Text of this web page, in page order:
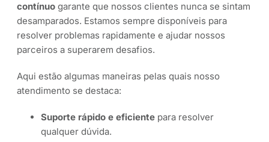
contínuo garante que nossos clientes nunca se sintam
desamparados. Estamos sempre disponíveis para
resolver problemas rapidamente e ajudar nossos
parceiros a superarem desafios.
Aqui estão algumas maneiras pelas quais nosso
atendimento se destaca:
Suporte rápido e eficiente para resolver
qualquer dúvida.